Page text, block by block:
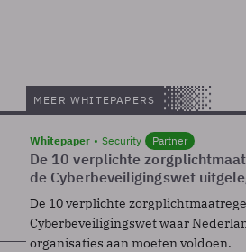
MEER WHITEPAPERS
Whitepaper Security Partner
De 10 verplichte
de Cyberbeveiligingswet
De 10 verplichte
Cyberbeveiligingswet waar
organisaties aan moeten voldoen.